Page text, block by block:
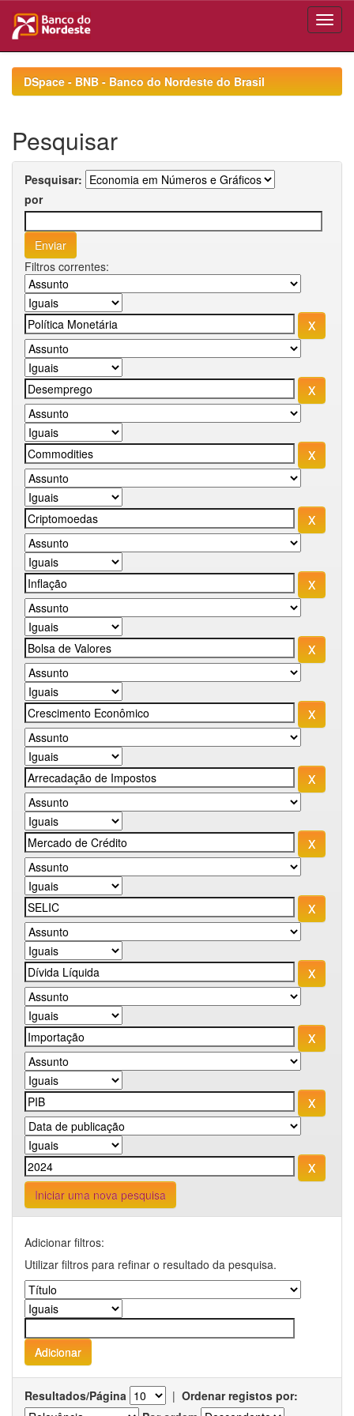
navigationDSpace - BNB - Banco do Nordeste do Brasil
Pesquisar
Pesquisar:
por
Filtros correntes:
Iniciar uma nova pesquisa
Adicionar filtros:
Utilizar filtros para refinar o resultado da pesquisa.
Resultados/Página | Ordenar registos por: